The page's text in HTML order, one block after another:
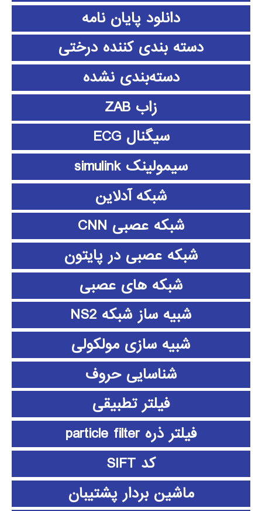
دانلود پايان نامه
دسته بندی کننده درختی
دسته‌بندی نشده
زاب ZAB
سیگنال ECG
سیمولینک simulink
شبکه آدلاین
شبکه عصبی CNN
شبکه عصبی در پایتون
شبکه های عصبی
شبیه ساز شبکه NS2
شبیه سازی مولکولی
شناسایی حروف
فیلتر تطبیقی
فیلتر ذره particle filter
کد SIFT
ماشین بردار پشتیبان